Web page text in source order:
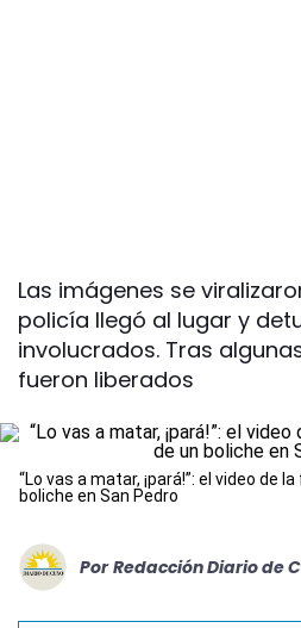
Las imágenes se
policía llegó al lugar y
involucrados. Tras
fueron liberados
“Lo vas a matar, ¡pará!”: el video de
boliche en San Pedro
Por Redacción Diario de